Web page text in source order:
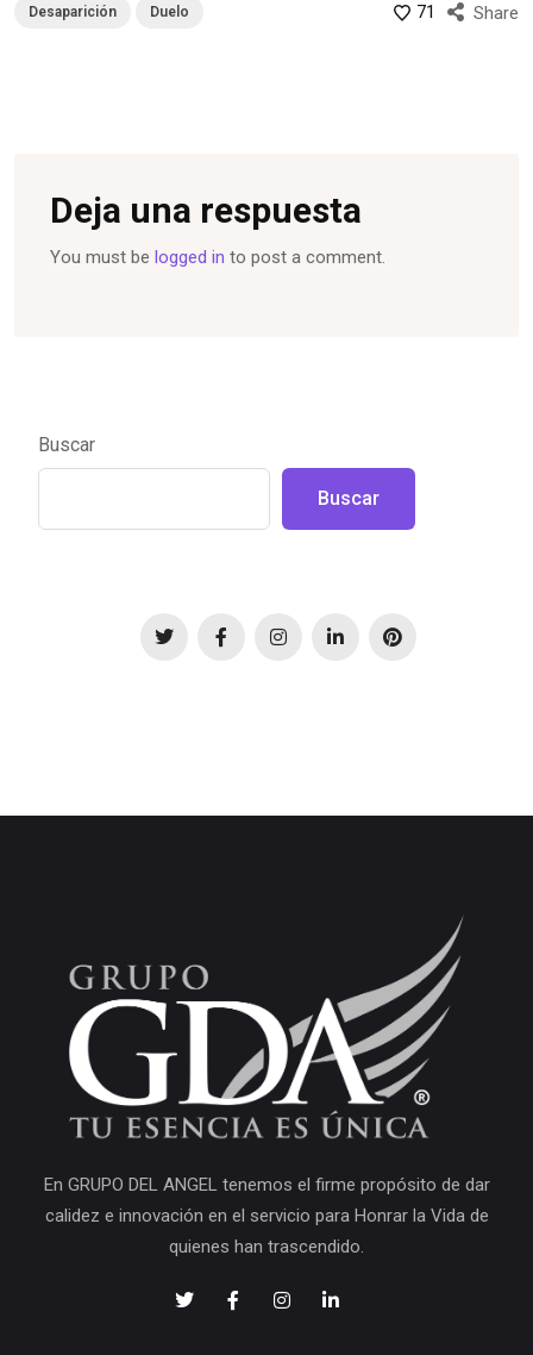
Desaparición Duelo Share
71
Deja una respuesta
You must be logged in to post a comment.
Buscar
Buscar
En GRUPO DEL ANGEL tenemos el firme propósito de dar
calidez e innovación en el servicio para Honrar la Vida de
quienes han trascendido.